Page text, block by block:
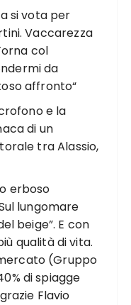
si vota per
Vaccarezza
col
da
affronto“
e la
di un
tra Alassio,
erboso
lungomare
beige”. E con
qualità di vita.
(Gruppo
di spiagge
Flavio